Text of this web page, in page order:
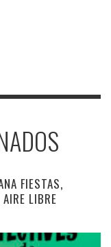
FIESTAS,
LIBRE